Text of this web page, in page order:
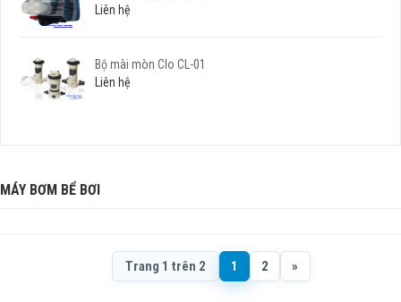
Liên hệ
Bộ mài mòn Clo CL-01
Liên hệ
MÁY BƠM BỂ BƠI
Trang 1 trên 2 1 2 »